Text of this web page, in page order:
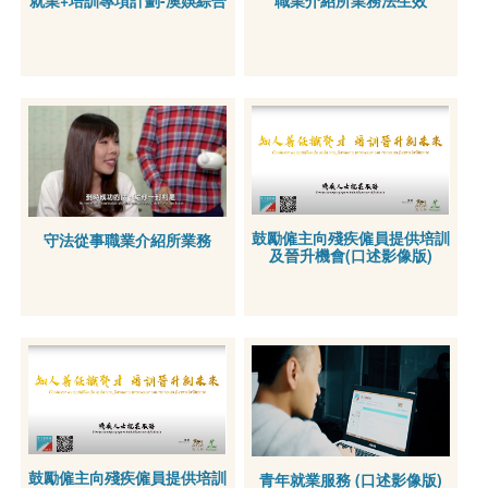
守法從事職業介紹所業務
鼓勵僱主向殘疾僱員提供培訓
及晉升機會(口述影像版)
鼓勵僱主向殘疾僱員提供培訓
青年就業服務 (口述影像版)